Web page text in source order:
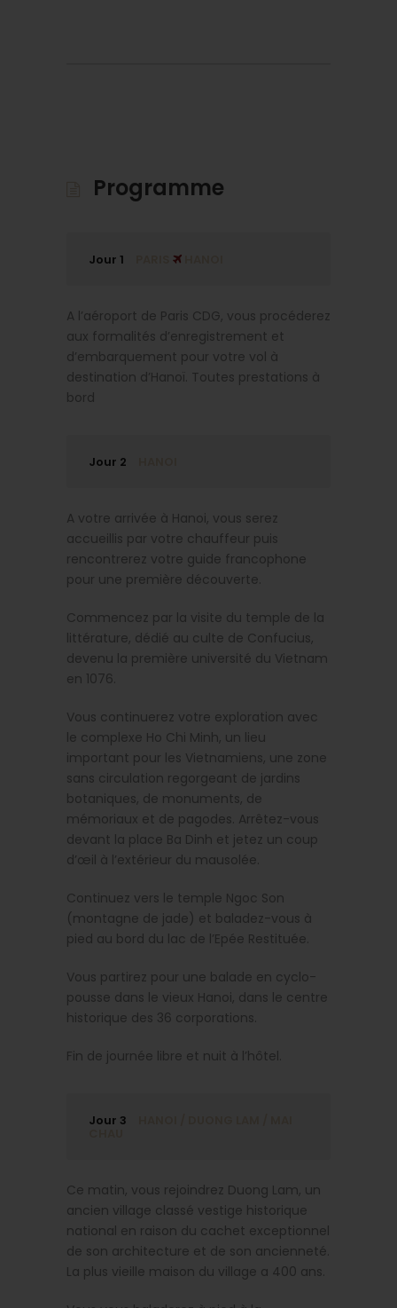
Programme
Jour 1
A l’aéroport de Paris CDG, vous procéderez
aux formalités d’enregistrement et
d’embarquement pour votre vol à
destination d’Hanoï. Toutes prestations à
bord
Jour 2
A votre arrivée à Hanoi, vous serez
accueillis par votre chauffeur puis
rencontrerez votre guide francophone
pour une première découverte.
Commencez par la visite du temple de la
littérature, dédié au culte de Confucius,
devenu la première université du Vietnam
en 1076.
Vous continuerez votre exploration avec
le complexe Ho Chi Minh, un lieu
important pour les Vietnamiens, une zone
sans circulation regorgeant de jardins
botaniques, de monuments, de
mémoriaux et de pagodes. Arrêtez-vous
devant la place Ba Dinh et jetez un coup
d’œil à l’extérieur du mausolée.
Continuez vers le temple Ngoc Son
(montagne de jade) et baladez-vous à
pied au bord du lac de l’Epée Restituée.
Vous partirez pour une balade en cyclo-
pousse dans le vieux Hanoi, dans le centre
historique des 36 corporations.
Fin de journée libre et nuit à l’hôtel.
Jour 3
Ce matin, vous rejoindrez Duong Lam, un
ancien village classé vestige historique
national en raison du cachet exceptionnel
de son architecture et de son ancienneté.
La plus vieille maison du village a 400 ans.